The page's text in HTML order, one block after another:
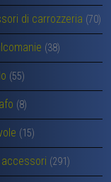
di carrozzeria (70)
(38)
(55)
(8)
(15)
(291)